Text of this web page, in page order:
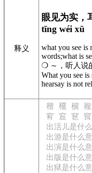
释义
眼见为实，
tīng wéi xū
what you see is
words;what is
❍ ～，听人说
What you see
hearsay is not
䆄 䆉 䆊 䆍
䆜
䆝 䆞 䆡
出活儿是什
出游是什么
出演是什么
出版是什么
出狱是什么